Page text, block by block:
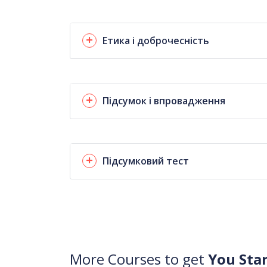
Етика і доброчесність
Підсумок і впровадження
Підсумковий тест
More Courses to get You